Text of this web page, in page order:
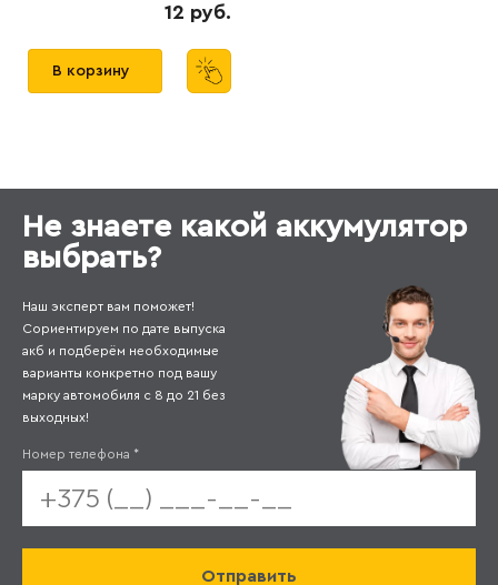
12 руб.
В корзину
Не знаете какой аккумулятор
выбрать?
Наш эксперт вам поможет!
Сориентируем по дате выпуска
акб и подберём необходимые
варианты конкретно под вашу
марку автомобиля с 8 до 21 без
выходных!
Номер телефона *